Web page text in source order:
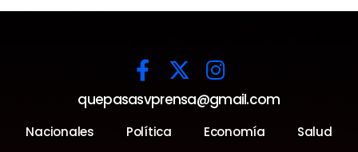
quepasasvprensa@gmail.com
Nacionales Política Economía Salud